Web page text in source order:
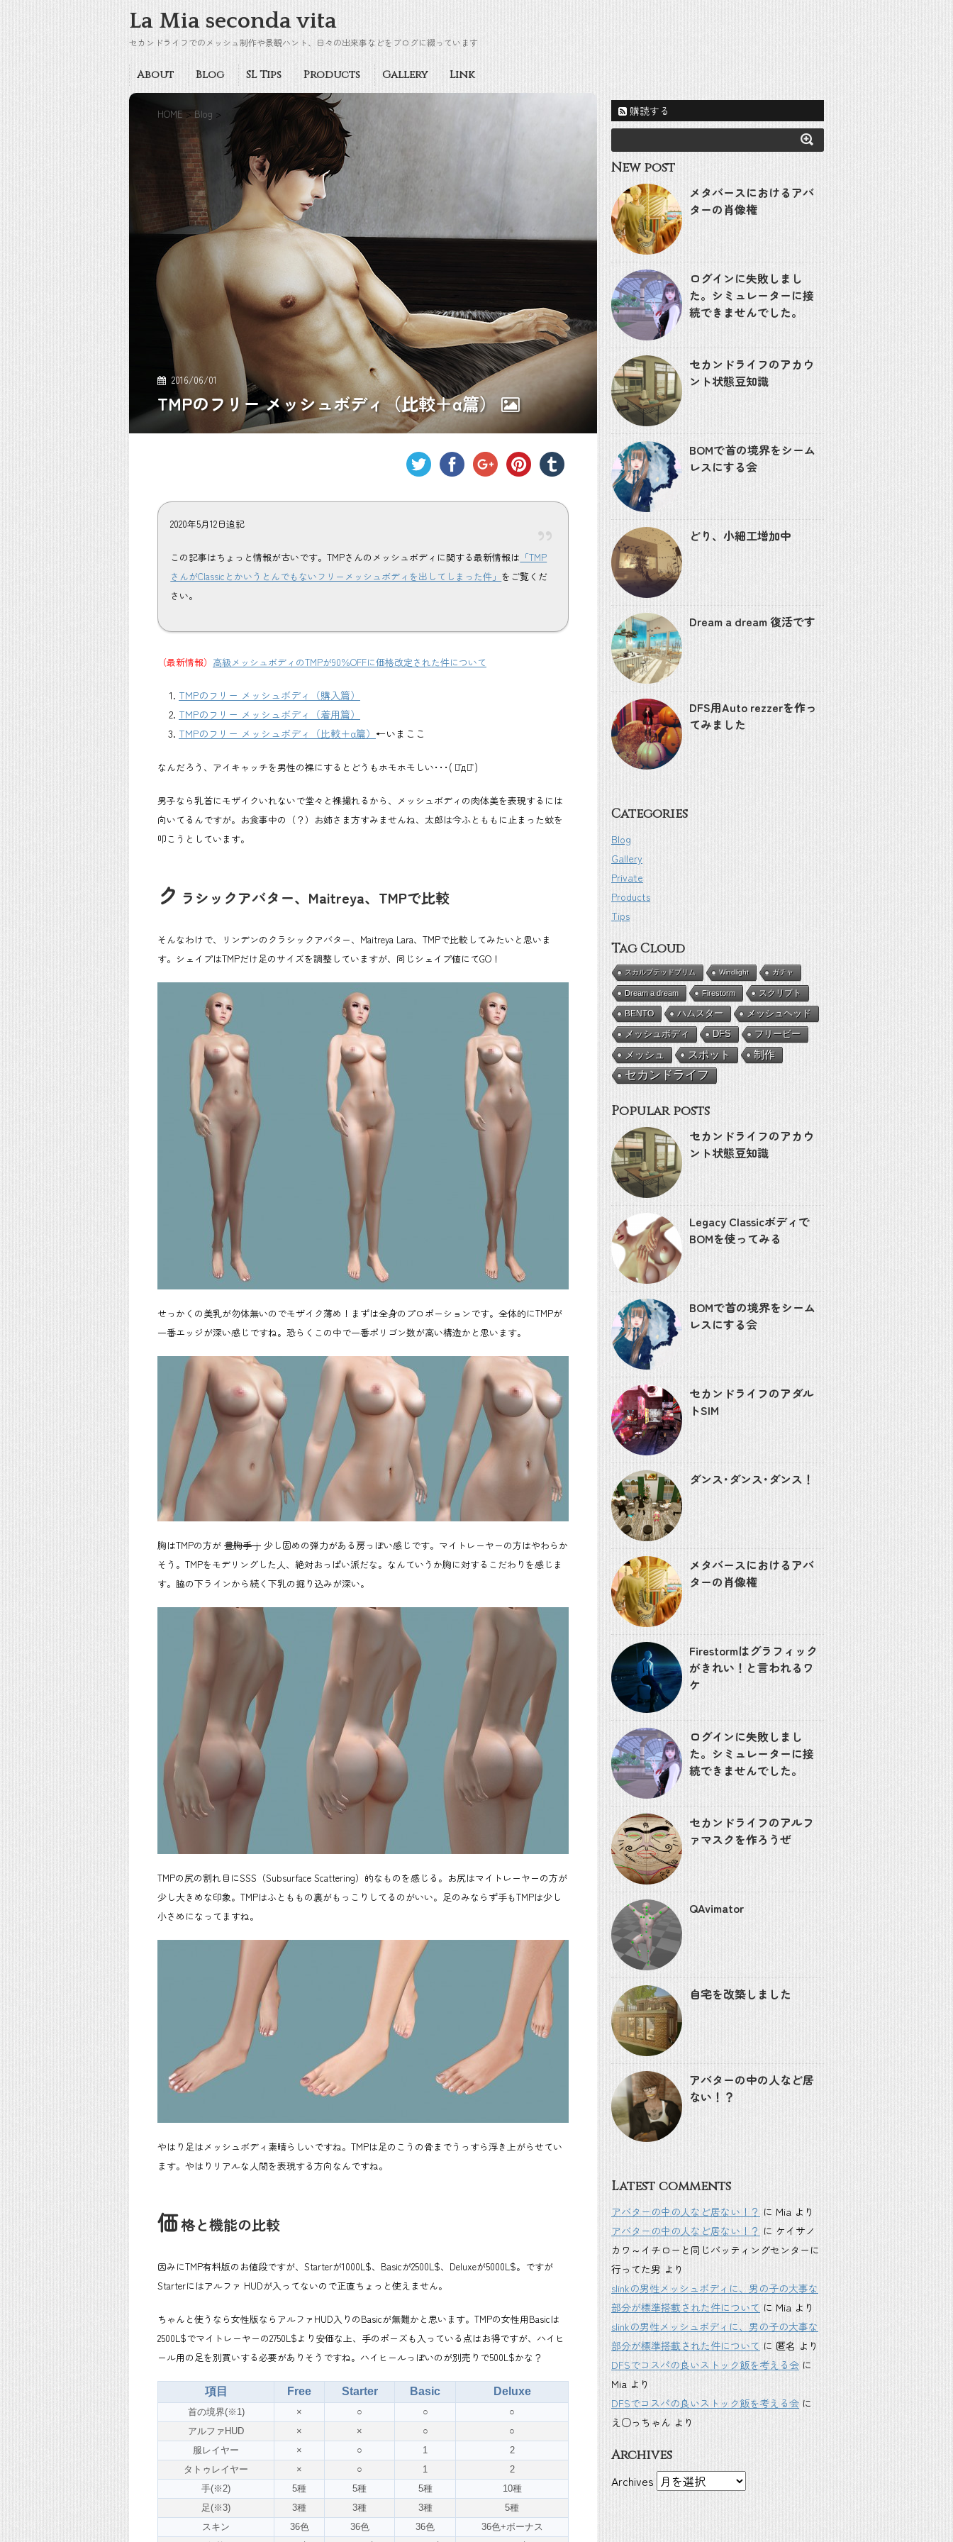
La Mia seconda vita
セカンドライフでのメッシュ制作や景観ハント、日々の出来事などをブログに綴っています
About Blog SL Tips Products Gallery Link
HOME >Blog >
2016/06/01
TMPのフリー メッシュボディ（比較＋α篇）
2020年5月12日追記
この記事はちょっと情報が古いです。TMPさんのメッシュボディに関する最新情報は 「TMP
さんがClassicとかいうとんでもないフリーメッシュボディを出してしまった件」 をご覧くだ
さい。
（最新情報） 高級メッシュボディのTMPが90％OFFに価格改定された件について
TMPのフリー メッシュボディ（購入篇）
TMPのフリー メッシュボディ（着用篇）
TMPのフリー メッシュボディ（比較＋α篇） ←いまここ
なんだろう、アイキャッチを男性の裸にするとどうもホモホモしい･･･ ( ･᷄д･᷅ )
男子なら乳首にモザイクいれないで堂々と裸撮れるから、メッシュボディの肉体美を表現するには
向いてるんですが。お食事中の（？）お姉さま方すみませんね、太郎は今ふとももに止まった蚊を
叩こうとしています。
ク ラシックアバター、Maitreya、TMPで比較
そんなわけで、リンデンのクラシックアバター、Maitreya Lara、TMPで比較してみたいと思いま
す。シェイプはTMPだけ足のサイズを調整していますが、同じシェイプ値にてGO！
せっかくの美乳が勿体無いのでモザイク薄め！まずは全身のプロポーションです。全体的にTMPが
一番エッジが深い感じですね。恐らくこの中で一番ポリゴン数が高い構造かと思います。
胸はTMPの方が 豊胸手ｊ 少し固めの弾力がある房っぽい感じです。マイトレーヤーの方はやわらか
そう。TMPをモデリングした人、絶対おっぱい派だな。なんていうか胸に対するこだわりを感じま
す。脇の下ラインから続く下乳の掘り込みが深い。
TMPの尻の割れ目にSSS（Subsurface Scattering）的なものを感じる。お尻はマイトレーヤーの方が
少し大きめな印象。TMPはふとももの裏がもっこりしてるのがいい。足のみならず手もTMPは少し
小さめになってますね。
やはり足はメッシュボディ素晴らしいですね。TMPは足のこうの骨までうっすら浮き上がらせてい
ます。やはりリアルな人間を表現する方向なんですね。
価格と機能の比較
因みにTMP有料版のお値段ですが、Starterが1000L$、Basicが2500L$、Deluxeが5000L$。ですが
Starterにはアルファ HUDが入ってないので正直ちょっと使えません。
ちゃんと使うなら女性版ならアルファHUD入りのBasicが無難かと思います。TMPの女性用Basicは
2500L$でマイトレーヤーの2750L$より安価な上、手のポーズも入っている点はお得ですが、ハイヒ
ール用の足を別買いする必要がありそうですね。ハイヒールっぽいのが別売りで500L$かな？
項目 Free Starter Basic Deluxe
首の境界(※1) × ○ ○
○
アルファHUD
× × ○
○
服レイヤー
× ○ 1
2
タトゥレイヤー
× ○ 1
2
手(※2)
5種 5種 5種
10種
足(※3)
3種 3種 3種
5種
スキン
36色 36色 36色
36色+ボーナス
購読する
New post
メタバースにおけるアバ
ターの肖像権
ログインに失敗しまし
た。シミュレーターに接
続できませんでした。
セカンドライフのアカウ
ント状態豆知識
BOMで首の境界をシーム
レスにする会
どり、小細工増加中
Dream a dream 復活です
DFS用Auto rezzerを作っ
てみました
Categories
Blog
Gallery
Private
Products
Tips
Tag Cloud
スカルプテッドプリム Windlight ガチャ
Dream a dream Firestorm スクリプト
BENTO ハムスター メッシュヘッド
メッシュボディ DFS フリービー
メッシュ スポット 制作
セカンドライフ
Popular posts
セカンドライフのアカウ
ント状態豆知識
Legacy Classicボディで
BOMを使ってみる
BOMで首の境界をシーム
レスにする会
セカンドライフのアダル
トSIM
ダンス･ダンス･ダンス！
メタバースにおけるアバ
ターの肖像権
Firestormはグラフィック
がきれい！と言われるワ
ケ
ログインに失敗しまし
た。シミュレーターに接
続できませんでした。
セカンドライフのアルフ
ァマスクを作ろうぜ
QAvimator
自宅を改築しました
アバターの中の人など居
ない！？
Latest comments
アバターの中の人など居ない！？ に Mia より
アバターの中の人など居ない！？ に ケイサノ
カワ～イチローと同じバッティングセンターに
行ってた男 より
slinkの男性メッシュボディに、男の子の大事な
部分が標準搭載された件について に Mia より
slinkの男性メッシュボディに、男の子の大事な
部分が標準搭載された件について に 匿名 より
DFSでコスパの良いストック飯を考える会 に
Mia より
DFSでコスパの良いストック飯を考える会 に
え○っちゃん より
Archives
Archives